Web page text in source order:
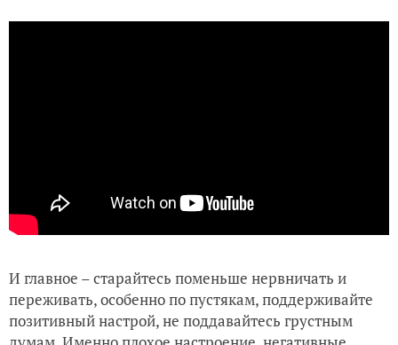
И главное – старайтесь поменьше нервничать и
переживать, особенно по пустякам, поддерживайте
позитивный настрой, не поддавайтесь грустным